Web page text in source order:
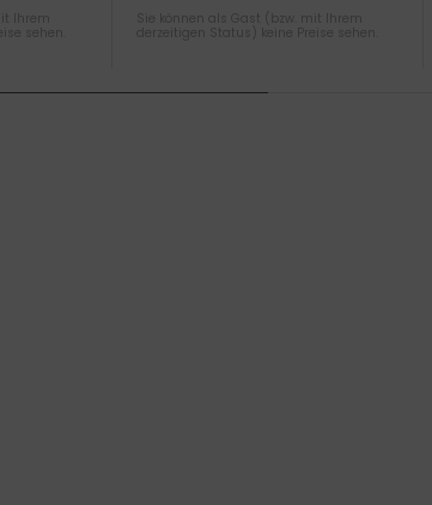
Ihrem
sehen.
vorn abgeschrägter,
hochglanzpolierter Klinge, mit
Sie können als Gast (bzw. mit Ihrem
derzeitigen Status) keine Preise sehen.